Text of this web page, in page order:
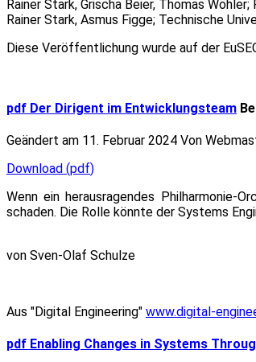
Rainer Stark, Grischa Beier, Thomas
Rainer Stark, Asmus Figge; Technische
Diese Veröffentlichung wurde auf der
pdf Der Dirigent im Entwicklungsteam
Geändert am 11. Februar 2024 Von
Download (pdf)
Wenn ein herausragendes Philharmonie-
schaden. Die Rolle könnte der Systems
von Sven-Olaf Schulze
Aus "Digital Engineering" www.digital-
pdf Enabling Changes in Systems